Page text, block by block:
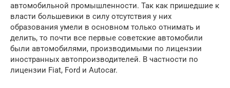
автомобильной промышленности. Так как пришедшие к
власти большевики в силу отсутствия у них
образования умели в основном только отнимать и
делить, то почти все первые советские автомобили
были автомобилями, производимыми по лицензии
иностранных автопроизводителей. В частности по
лицензии Fiat, Ford и Autocar.